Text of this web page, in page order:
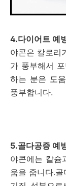
4.다이어트 예
야콘은 칼로리
가 풍부해서
하는 분은 도
풍부합니다.
5.골다공증 예
야콘에는 칼슘
움을 줍니다.